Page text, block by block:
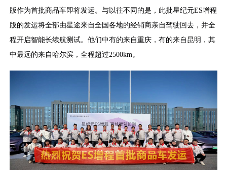
版作为首批商品车即将发运。与以往不同的是，此批星纪元ES增程
版的发运将全部由星途来自全国各地的经销商亲自驾驶回去，并全
程开启智能长续航测试。他们中有的来自重庆，有的来自昆明，其
中最远的来自哈尔滨，全程超过2500km。